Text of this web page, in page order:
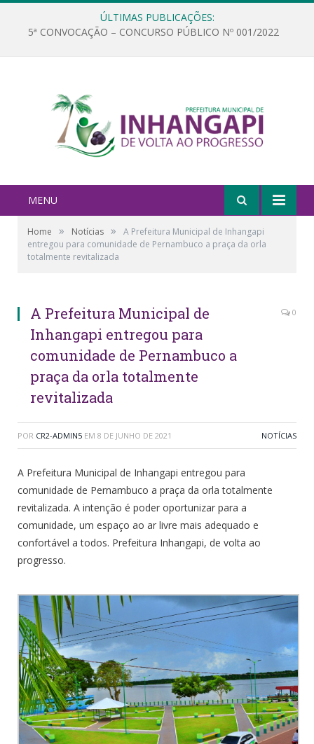
ÚLTIMAS PUBLICAÇÕES:
5ª CONVOCAÇÃO – CONCURSO PÚBLICO Nº 001/2022
MENU
Home » Notícias »
A Prefeitura Municipal de Inhangapi
entregou para comunidade de Pernambuco a praça da orla
totalmente revitalizada
A Prefeitura Municipal de
Inhangapi entregou para
comunidade de Pernambuco a
praça da orla totalmente
revitalizada
0
POR CR2-ADMIN5 EM 8 DE JUNHO DE 2021 NOTÍCIAS
A Prefeitura Municipal de Inhangapi entregou para
comunidade de Pernambuco a praça da orla totalmente
revitalizada. A intenção é poder oportunizar para a
comunidade, um espaço ao ar livre mais adequado e
confortável a todos. Prefeitura Inhangapi, de volta ao
progresso.